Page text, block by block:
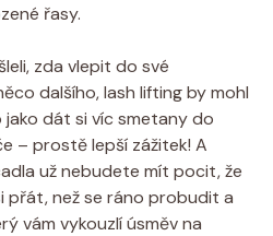
řasy.
zda vlepit do své
dalšího, lash lifting by mohl
dát si víc smetany do
– prostě lepší zážitek! A
už nebudete mít pocit, že
přát, než se ráno probudit a
vám vykouzlí úsměv na